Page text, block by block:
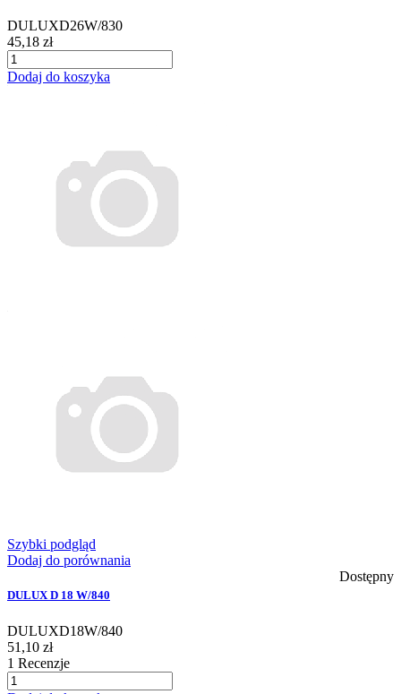
DULUXD26W/830
45,18 zł
Dodaj do koszyka
Szybki podgląd
Dodaj do porównania
Dostępny
DULUX D 18 W/840
DULUXD18W/840
51,10 zł
1 Recenzje